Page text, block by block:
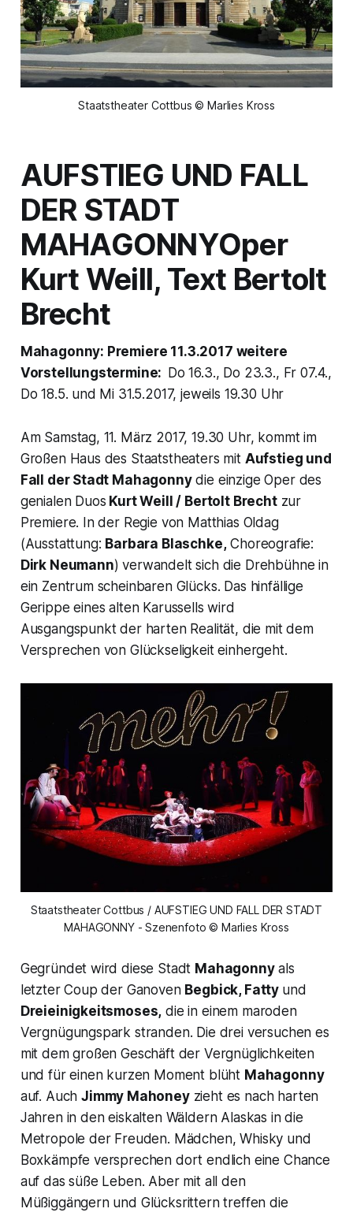
Staatstheater Cottbus © Marlies Kross
AUFSTIEG UND FALL
DER STADT
MAHAGONNYOper
Kurt Weill, Text Bertolt
Brecht
Mahagonny: Premiere 11.3.2017 weitere
Vorstellungstermine: Do 16.3., Do 23.3., Fr 07.4.,
Do 18.5. und Mi 31.5.2017, jeweils 19.30 Uhr
Am Samstag, 11. März 2017, 19.30 Uhr, kommt im
Großen Haus des Staatstheaters mit Aufstieg und
Fall der Stadt Mahagonnydie einzige Oper des
genialen Duos Kurt Weill / Bertolt Brechtzur
Premiere. In der Regie von Matthias Oldag
(Ausstattung: Barbara Blaschke,Choreografie:
Dirk Neumann) verwandelt sich die Drehbühne in
ein Zentrum scheinbaren Glücks. Das hinfällige
Gerippe eines alten Karussells wird
Ausgangspunkt der harten Realität, die mit dem
Versprechen von Glückseligkeit einhergeht.
Staatstheater Cottbus / AUFSTIEG UND FALL DER STADT
MAHAGONNY - Szenenfoto © Marlies Kross
Gegründet wird diese Stadt Mahagonnyals
letzter Coup der Ganoven Begbick, Fatty und
Dreieinigkeitsmoses, die in einem maroden
Vergnügungspark stranden. Die drei versuchen es
mit dem großen Geschäft der Vergnüglichkeiten
und für einen kurzen Moment blüht Mahagonny
auf. AuchJimmy Mahoneyzieht es nach harten
Jahren in den eiskalten Wäldern Alaskas in die
Metropole der Freuden. Mädchen, Whisky und
Boxkämpfe versprechen dort endlich eine Chance
auf das süße Leben. Aber mit all den
Müßiggängern und Glücksrittern treffen die